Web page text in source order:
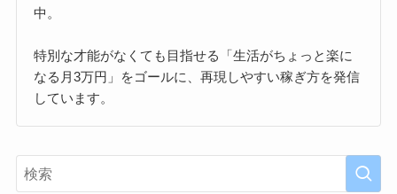
中。
特別な才能がなくても目指せる「生活がちょっと楽に
なる月3万円」をゴールに、再現しやすい稼ぎ方を発信
しています。